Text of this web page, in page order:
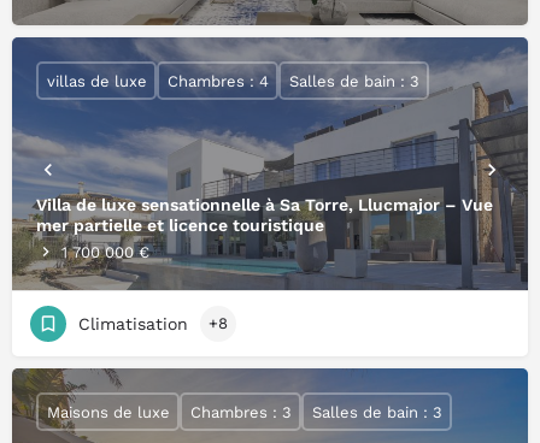
Villa de luxe sensationnelle à Sa Torre, Llucmajor – Vue
mer partielle et licence touristique
1 700 000 €
villas de luxe Chambres : 4 Salles de bain : 3
Climatisation +8
Maisons de luxe Chambres : 3 Salles de bain : 3